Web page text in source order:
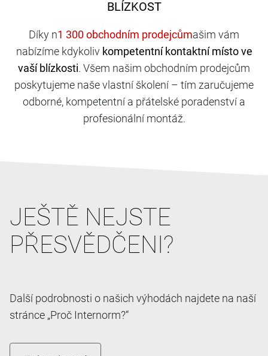
BLÍZKOST
Díky n
ašim vám
nabízíme kdykoliv kompetentní kontaktní místo ve
vaší blízkosti. Všem našim obchodním prodejcům
poskytujeme naše vlastní školení – tím zaručujeme
odborné, kompetentní a přátelské poradenství a
profesionální montáž.
JEŠTĚ NEJSTE
PŘESVĚDČENI?
Další podrobnosti o našich výhodách najdete na naší
stránce „Proč Internorm?“